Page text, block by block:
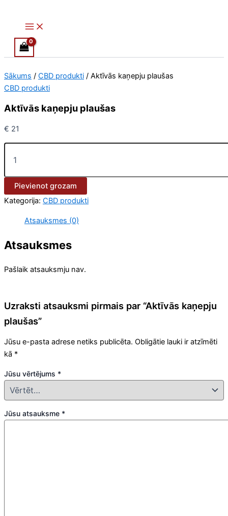
content
Sākums / CBD produkti / Aktīvās kaņepju plaušas
CBD produkti
Aktīvās kaņepju plaušas
€ 21
plaušas
Pievienot grozam
Kategorija: CBD produkti
Atsauksmes (0)
Atsauksmes
Pašlaik atsauksmju nav.
Uzraksti atsauksmi pirmais par “Aktīvās kaņepju
plaušas”
Jūsu e-pasta adrese netiks publicēta. Obligātie lauki ir atzīmēti
kā *
Jūsu vērtējums *
Jūsu atsauksme *